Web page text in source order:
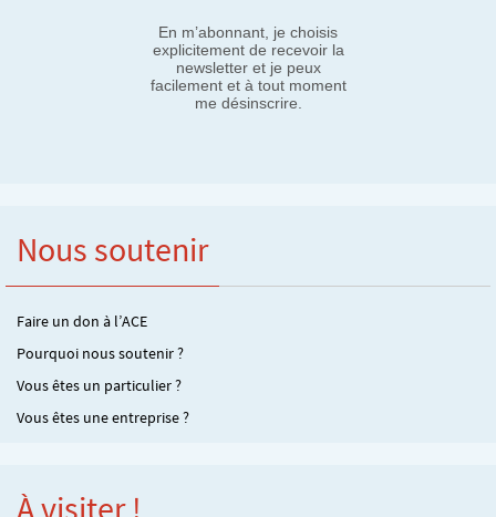
En m’abonnant, je choisis
explicitement de recevoir la
newsletter et je peux
facilement et à tout moment
me désinscrire.
Nous soutenir
Faire un don à l’ACE
Pourquoi nous soutenir ?
Vous êtes un particulier ?
Vous êtes une entreprise ?
À visiter !